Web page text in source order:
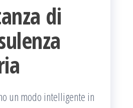
di
un modo intelligente in